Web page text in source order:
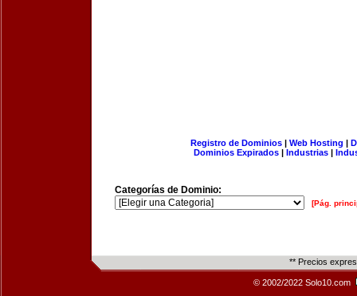
Registro de Dominios| Web Hosting |
Dominios Expirados | Industrias |
Categorías de Dominio:
[Pág.
** Precios
© 2002/2022 Solo10.com